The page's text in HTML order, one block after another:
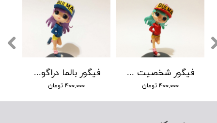
فیگور بالما دراگون بال
۴۰۰,۰۰۰ تومان
فیگور شخصیت بالما انیمه دراگون بال
۴۰۰,۰۰۰ تومان